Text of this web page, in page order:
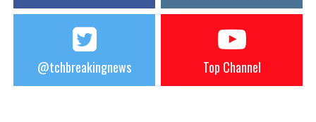
@tchbreakingnews Top Channel